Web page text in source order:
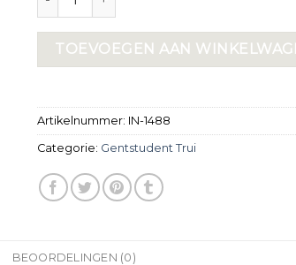
TOEVOEGEN AAN
Artikelnummer: IN-1488
Categorie: Gentstudent Trui
BEOORDELINGEN (0)